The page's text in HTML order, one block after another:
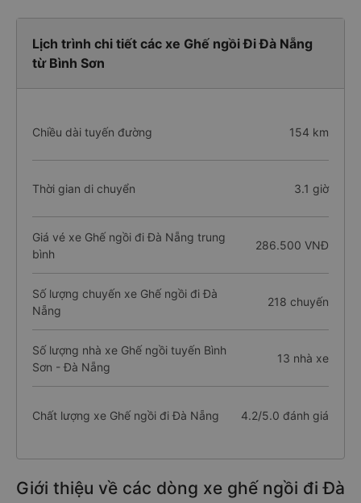
Lịch trình chi tiết các xe Ghế ngồi Đi Đà Nẵng
từ Bình Sơn
Chiều dài tuyến đường 154 km
Thời gian di chuyển 3.1 giờ
Giá vé xe Ghế ngồi đi Đà Nẵng trung
bình
286.500 VNĐ
Số lượng chuyến xe Ghế ngồi đi Đà
Nẵng
218 chuyến
Số lượng nhà xe Ghế ngồi tuyến Bình
Sơn - Đà Nẵng
13 nhà xe
Chất lượng xe Ghế ngồi đi Đà Nẵng 4.2/5.0 đánh giá
Giới thiệu về các dòng xe ghế ngồi đi Đà